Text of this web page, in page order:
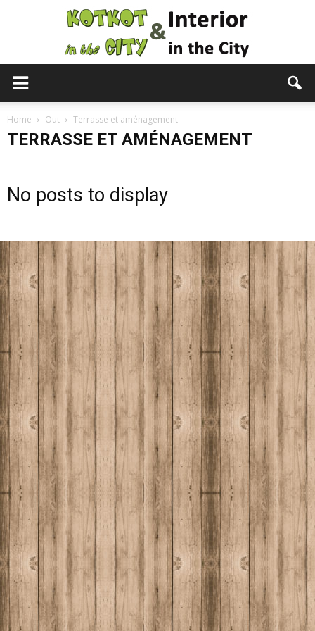
in
the
city
Home Out Terrasse et aménagement
TERRASSE ET AMÉNAGEMENT
No posts to display